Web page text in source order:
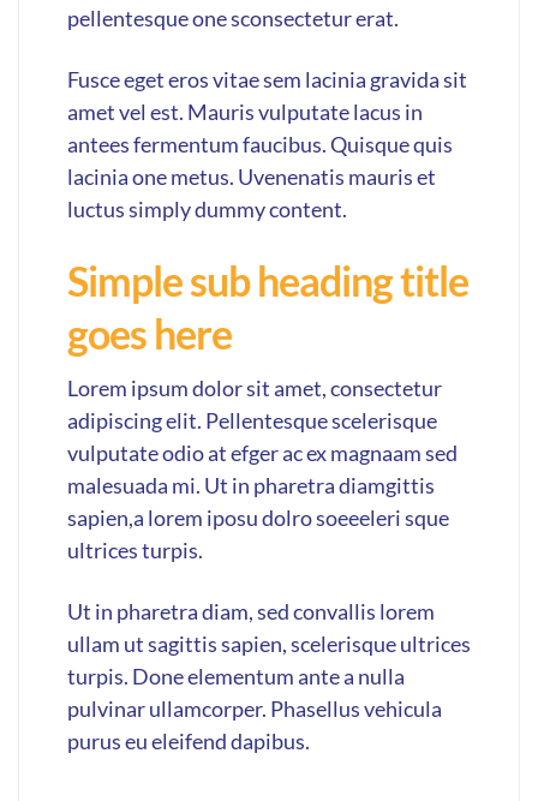
pellentesque one sconsectetur erat.
Fusce eget eros vitae sem lacinia gravida sit
amet vel est. Mauris vulputate lacus in
antees fermentum faucibus. Quisque quis
lacinia one metus. Uvenenatis mauris et
luctus simply dummy content.
Simple sub heading title
goes here
Lorem ipsum dolor sit amet, consectetur
adipiscing elit. Pellentesque scelerisque
vulputate odio at efger ac ex magnaam sed
malesuada mi. Ut in pharetra diamgittis
sapien,a lorem iposu dolro soeeeleri sque
ultrices turpis.
Ut in pharetra diam, sed convallis lorem
ullam ut sagittis sapien, scelerisque ultrices
turpis. Done elementum ante a nulla
pulvinar ullamcorper. Phasellus vehicula
purus eu eleifend dapibus.